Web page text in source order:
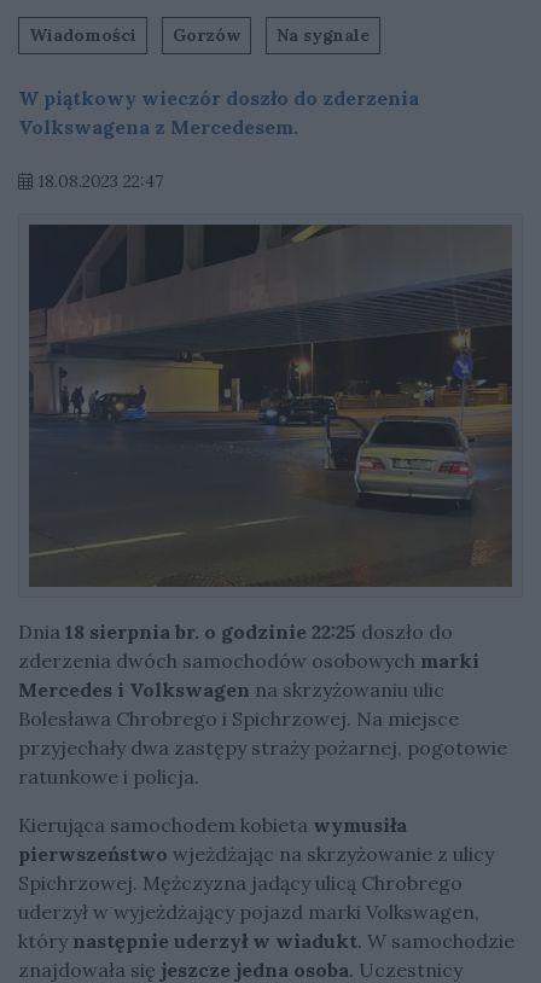
Wiadomości Gorzów Na sygnale
W piątkowy wieczór doszło do zderzenia
Volkswagena z Mercedesem.
18.08.2023 22:47
Dnia 18 sierpnia br. o godzinie 22:25 doszło do
zderzenia dwóch samochodów osobowych marki
Mercedes i Volkswagen na skrzyżowaniu ulic
Bolesława Chrobrego i Spichrzowej. Na miejsce
przyjechały dwa zastępy straży pożarnej, pogotowie
ratunkowe i policja.
Kierująca samochodem kobieta wymusiła
pierwszeństwo wjeżdżając na skrzyżowanie z ulicy
Spichrzowej. Mężczyzna jadący ulicą Chrobrego
uderzył w wyjeżdżający pojazd marki Volkswagen,
który następnie uderzył w wiadukt. W samochodzie
znajdowała się jeszcze jedna osoba. Uczestnicy